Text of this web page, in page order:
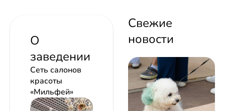
О
заведении
Сеть салонов
красоты
«Мильфей»
Свежие
новости